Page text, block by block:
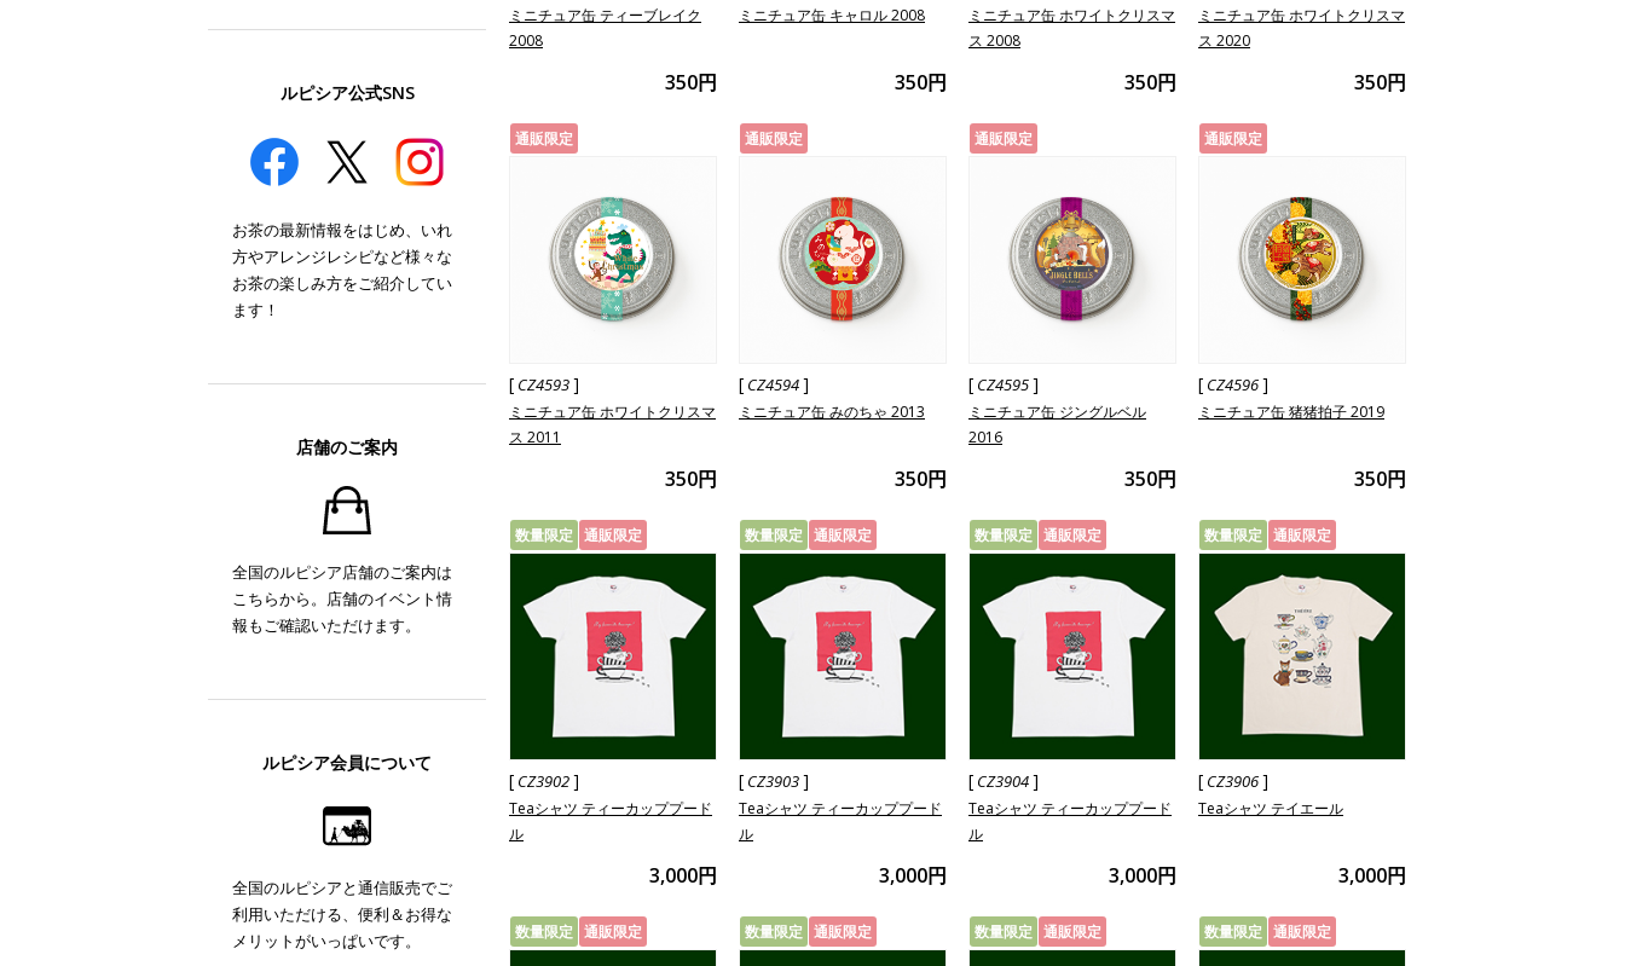
ミニチュア缶 ティーブレイク
2008
350円
ミニチュア缶 キャロル 2008
350円
ミニチュア缶 ホワイトクリスマ
ス 2008
350円
ミニチュア缶 ホワイトクリスマ
ス 2020
350円
通販限定
[ CZ4593]
ミニチュア缶 ホワイトクリスマ
ス 2011
350円
通販限定
[ CZ4594]
ミニチュア缶 みのちゃ 2013
350円
通販限定
[ CZ4595]
ミニチュア缶 ジングルベル
2016
350円
通販限定
[ CZ4596]
ミニチュア缶 猪猪拍子 2019
350円
数量限定 通販限定
[ CZ3902]
Teaシャツ ティーカッププード
ル
3,000円
数量限定 通販限定
[ CZ3903]
Teaシャツ ティーカッププード
ル
3,000円
数量限定 通販限定
[ CZ3904]
Teaシャツ ティーカッププード
ル
3,000円
数量限定 通販限定
[ CZ3906]
Teaシャツ テイエール
3,000円
数量限定 通販限定 数量限定 通販限定 数量限定 通販限定 数量限定 通販限定
ルピシア公式SNS
お茶の最新情報をはじめ、いれ
方やアレンジレシピなど様々な
お茶の楽しみ方をご紹介してい
ます！
店舗のご案内
全国のルピシア店舗のご案内は
こちらから。店舗のイベント情
報もご確認いただけます。
ルピシア会員について
全国のルピシアと通信販売でご
利用いただける、便利＆お得な
メリットがいっぱいです。